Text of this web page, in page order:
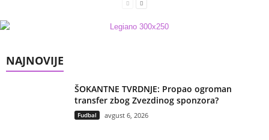
NAJNOVIJE
ŠOKANTNE TVRDNJE: Propao ogroman
transfer zbog Zvezdinog sponzora?
Fudbal avgust 6, 2026